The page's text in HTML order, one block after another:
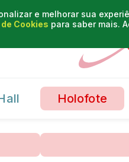
e melhorar sua
Cookies para saber mais.
Holofote